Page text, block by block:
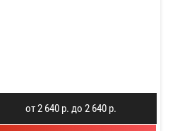
от 2 640 р. до 2 640 р.